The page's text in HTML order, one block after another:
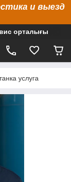
и выезд
орталығы
услуга